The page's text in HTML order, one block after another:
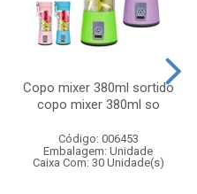
Copo mixer 380ml sortido
copo mixer 380ml so
Código: 006453
Embalagem: Unidade
Caixa Com: 30 Unidade(s)